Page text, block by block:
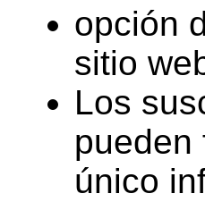
opción
sitio
Los
pueden
único